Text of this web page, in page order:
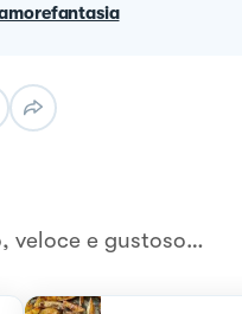
veloce e gustoso…